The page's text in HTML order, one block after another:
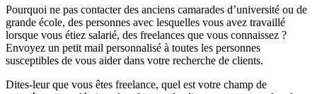
Pourquoi ne pas contacter des anciens camarades d’université ou de
grande école, des personnes avec lesquelles vous avez travaillé
lorsque vous étiez salarié, des freelances que vous connaissez ?
Envoyez un petit mail personnalisé à toutes les personnes
susceptibles de vous aider dans votre recherche de clients.
Dites-leur que vous êtes freelance, quel est votre champ de